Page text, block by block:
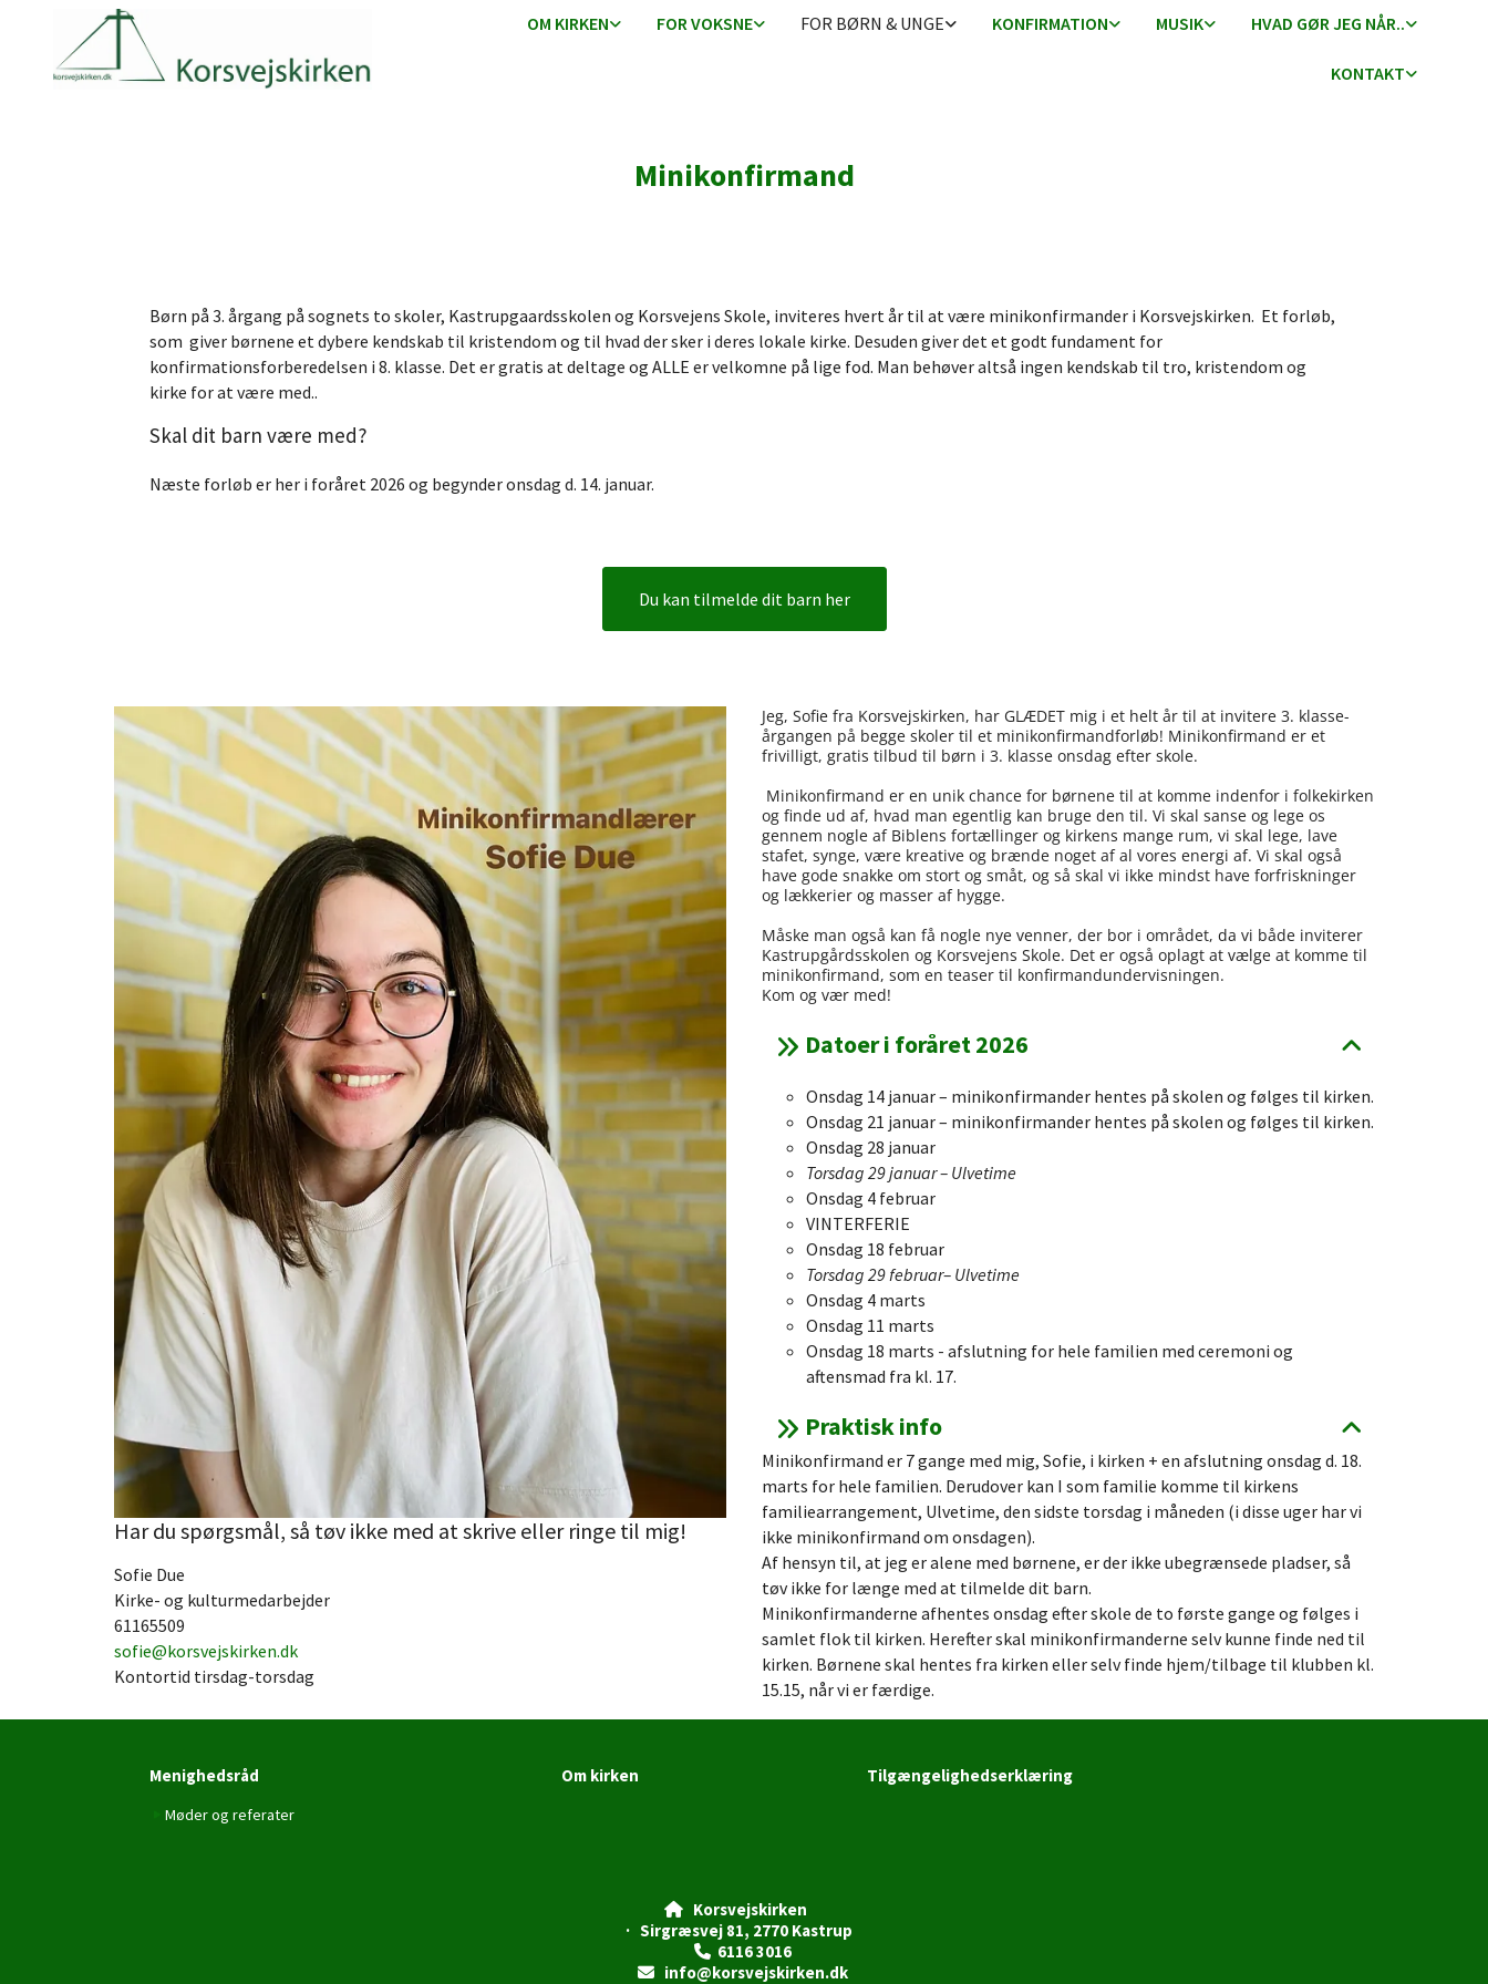
OM KIRKEN FOR VOKSNE FOR BØRN & UNGE KONFIRMATION MUSIK HVAD GØR JEG NÅR..
KONTAKT
Minikonfirmand
Børn på 3. årgang på sognets to skoler, Kastrupgaardsskolen og Korsvejens Skole, inviteres hvert år til at være minikonfirmander i Korsvejskirken. Et forløb,
som giver børnene et dybere kendskab til kristendom og til hvad der sker i deres lokale kirke. Desuden giver det et godt fundament for
konfirmationsforberedelsen i 8. klasse. Det er gratis at deltage og ALLE er velkomne på lige fod. Man behøver altså ingen kendskab til tro, kristendom og
kirke for at være med..
Skal dit barn være med?
Næste forløb er her i foråret 2026 og begynder onsdag d. 14. januar.
Du kan tilmelde dit barn her
Har du spørgsmål, så tøv ikke med at skrive eller ringe til mig!
Sofie Due
Kirke- og kulturmedarbejder
61165509
sofie@korsvejskirken.dk
Kontortid tirsdag-torsdag
Jeg, Sofie fra Korsvejskirken, har GLÆDET mig i et helt år til at invitere 3. klasse-
årgangen på begge skoler til et minikonfirmandforløb! Minikonfirmand er et
frivilligt, gratis tilbud til børn i 3. klasse onsdag efter skole.
Minikonfirmand er en unik chance for børnene til at komme indenfor i folkekirken
og finde ud af, hvad man egentlig kan bruge den til. Vi skal sanse og lege os
gennem nogle af Biblens fortællinger og kirkens mange rum, vi skal lege, lave
stafet, synge, være kreative og brænde noget af al vores energi af. Vi skal også
have gode snakke om stort og småt, og så skal vi ikke mindst have forfriskninger
og lækkerier og masser af hygge.
Måske man også kan få nogle nye venner, der bor i området, da vi både inviterer
Kastrupgårdsskolen og Korsvejens Skole. Det er også oplagt at vælge at komme til
minikonfirmand, som en teaser til konfirmandundervisningen.
Kom og vær med!
Datoer i foråret 2026
Onsdag 14 januar – minikonfirmander hentes på skolen og følges til kirken.
Onsdag 21 januar – minikonfirmander hentes på skolen og følges til kirken.
Onsdag 28 januar
Torsdag 29 januar – Ulvetime
Onsdag 4 februar
VINTERFERIE
Onsdag 18 februar
Torsdag 29 februar– Ulvetime
Onsdag 4 marts
Onsdag 11 marts
Onsdag 18 marts - afslutning for hele familien med ceremoni og
aftensmad fra kl. 17.
Praktisk info
Minikonfirmand er 7 gange med mig, Sofie, i kirken + en afslutning onsdag d. 18.
marts for hele familien. Derudover kan I som familie komme til kirkens
familiearrangement, Ulvetime, den sidste torsdag i måneden (i disse uger har vi
ikke minikonfirmand om onsdagen).
Af hensyn til, at jeg er alene med børnene, er der ikke ubegrænsede pladser, så
tøv ikke for længe med at tilmelde dit barn.
Minikonfirmanderne afhentes onsdag efter skole de to første gange og følges i
samlet flok til kirken. Herefter skal minikonfirmanderne selv kunne finde ned til
kirken. Børnene skal hentes fra kirken eller selv finde hjem/tilbage til klubben kl.
15.15, når vi er færdige.
Menighedsråd
Møder og referater
Om kirken Tilgængelighedserklæring

Korsvejskirken
· Sirgræsvej 81, 2770 Kastrup
6116 3016
info@korsvejskirken.dk